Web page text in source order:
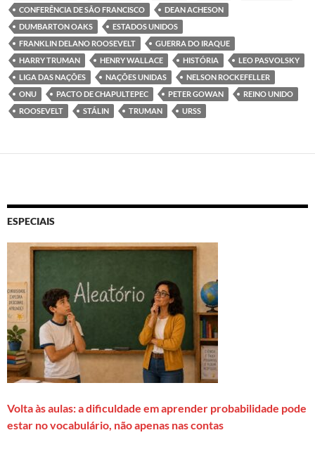
CONFERÊNCIA DE SÃO FRANCISCO
DEAN ACHESON
DUMBARTON OAKS
ESTADOS UNIDOS
FRANKLIN DELANO ROOSEVELT
GUERRA DO IRAQUE
HARRY TRUMAN
HENRY WALLACE HISTÓRIA
LEO PASVOLSKY
LIGA DAS NAÇÕES
NAÇÕES UNIDAS
NELSON ROCKEFELLER
ONU
PACTO DE CHAPULTEPEC PETER GOWAN
REINO UNIDO
ROOSEVELT
STÁLIN TRUMAN URSS
ESPECIAIS
Volta às aulas: a dificuldade em aprender probabilidade pode
estar no vocabulário, não apenas nas contas